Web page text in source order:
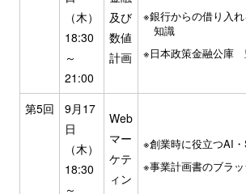
（木）
18:30
～
21:00
及び
数値
計画
銀行からの借り入
知識
日本政策金融公庫
第5回
9月17
日
（木）
18:30
～
Web
マー
ケテ
ィン
創業時に役立つAI
事業計画書のブラ